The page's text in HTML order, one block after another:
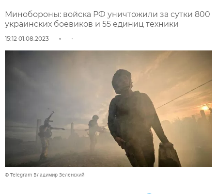
Минобороны: войска РФ уничтожили за сутки 800
украинских боевиков и 55 единиц техники
15:12 01.08.2023
© Telegram Владимир Зеленский